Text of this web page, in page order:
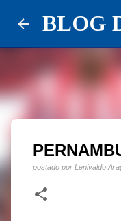
BLOG
postado por Lenivaldo